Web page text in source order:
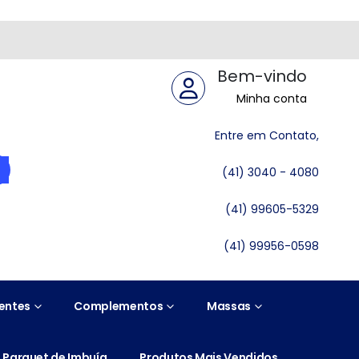
Bem-vindo
Minha conta
Entre em Contato,
(41) 3040 - 4080
(41) 99605-5329
(41) 99956-0598
Complementos Massas